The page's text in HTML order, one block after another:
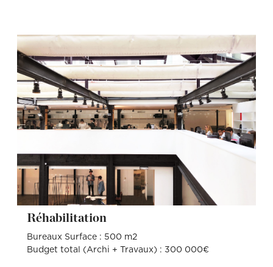
Réhabilitation
Bureaux Surface : 500 m2
Budget total (Archi + Travaux) : 300 000€